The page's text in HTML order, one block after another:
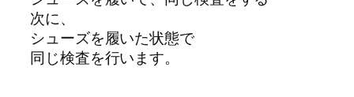
次に、
シューズを履いた状態で
同じ検査を行います。